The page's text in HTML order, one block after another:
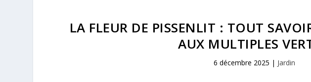
LA FLEUR DE PISSENLIT : TOUT
AUX MULTIPLES
6 décembre 2025 | Jardin